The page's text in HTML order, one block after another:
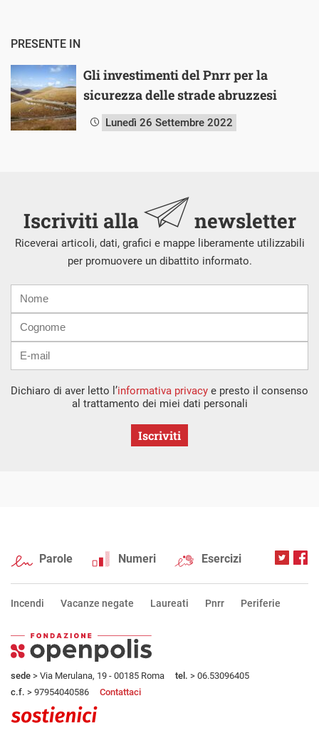
PRESENTE IN
Gli investimenti del Pnrr per la
sicurezza delle strade abruzzesi
Lunedì 26 Settembre 2022
Iscriviti alla newsletter
Riceverai articoli, dati, grafici e mappe liberamente utilizzabili
per promuovere un dibattito informato.
mail
Dichiaro di aver letto l’informativa privacy e presto il consenso
al trattamento dei miei dati personali
Iscriviti
Parole Numeri Esercizi
Incendi Vacanze negate Laureati Pnrr Periferie
sede > Via Merulana, 19 - 00185 Roma tel. > 06.53096405
c.f. > 97954040586 Contattaci